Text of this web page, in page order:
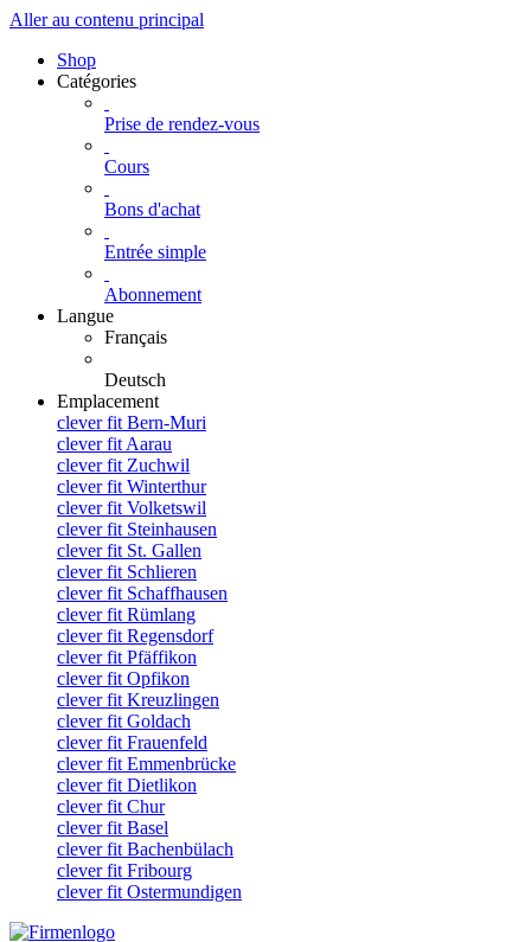
Aller au contenu principal
Shop
Catégories
Prise de rendez-vous
Cours
Bons d'achat
Entrée simple
Abonnement
Langue
Français
Deutsch
Emplacement
clever fit Bern-Muri
clever fit Aarau
clever fit Zuchwil
clever fit Winterthur
clever fit Volketswil
clever fit Steinhausen
clever fit St. Gallen
clever fit Schlieren
clever fit Schaffhausen
clever fit Rümlang
clever fit Regensdorf
clever fit Pfäffikon
clever fit Opfikon
clever fit Kreuzlingen
clever fit Goldach
clever fit Frauenfeld
clever fit Emmenbrücke
clever fit Dietlikon
clever fit Chur
clever fit Basel
clever fit Bachenbülach
clever fit Fribourg
clever fit Ostermundigen